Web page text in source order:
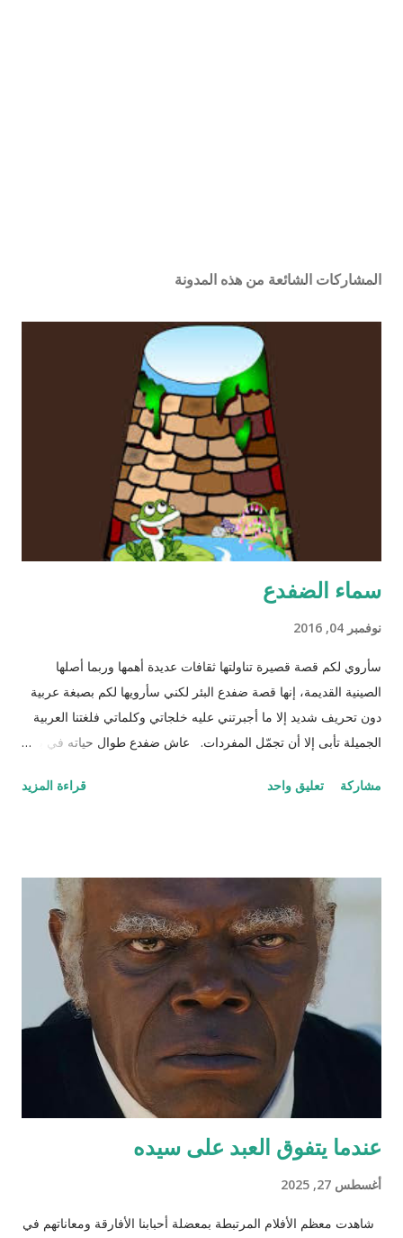
المشاركات الشائعة من هذه المدونة
سماء الضفدع
نوفمبر 04, 2016
سأروي لكم قصة قصيرة تناولتها ثقافات عديدة أهمها وربما أصلها
الصينية القديمة، إنها قصة ضفدع البئر لكني سأرويها لكم بصبغة عربية
دون تحريف شديد إلا ما أجبرتني عليه خلجاتي وكلماتي فلغتنا العربية
الجميلة تأبى إلا أن تجمّل المفردات. عاش ضفدع طوال حياته في بئر
وجمال السحاب وهو يمر مشكلاً لوحات بيضاء سريعة وبطيئة مثل
الضفدع. قالت السلحفاة : "كيف أنت اليوم أيها الضفدع؟" رد عليها وقد
نفخ أوداجه واخضر خضاره وقال: "أنا كما ترين أسبح في هذا الماء
الراكد الساكن الهادئ أمتع ناظري في الموج الذي أفتعله على مزاجي
وقدر حجمي وعندي من البيوت بعدد الحفر المنتشرة في جوانب البئر،
أختبئ فيها من المطر وكلما ارتفع منسوب الماء اعتليت بيتا (حفرة)
أعلى. طعامي كما تعلمين حشرات تائهة جذبها الماء الداكن ورائحته
المعتقة، تعالي واستمتعي معي لأخبرك عن تجارب...
مشاركة تعليق واحد قراءة المزيد
عندما يتفوق العبد على سيده
أغسطس 27, 2025
شاهدت معظم الأفلام المرتبطة بمعضلة أحبابنا الأفارقة ومعاناتهم في